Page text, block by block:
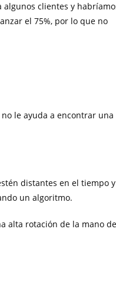
algunos clientes y
el 75%, por lo que no
le ayuda a encontrar una
distantes en el tiempo y
un algoritmo.
alta rotación de la mano de